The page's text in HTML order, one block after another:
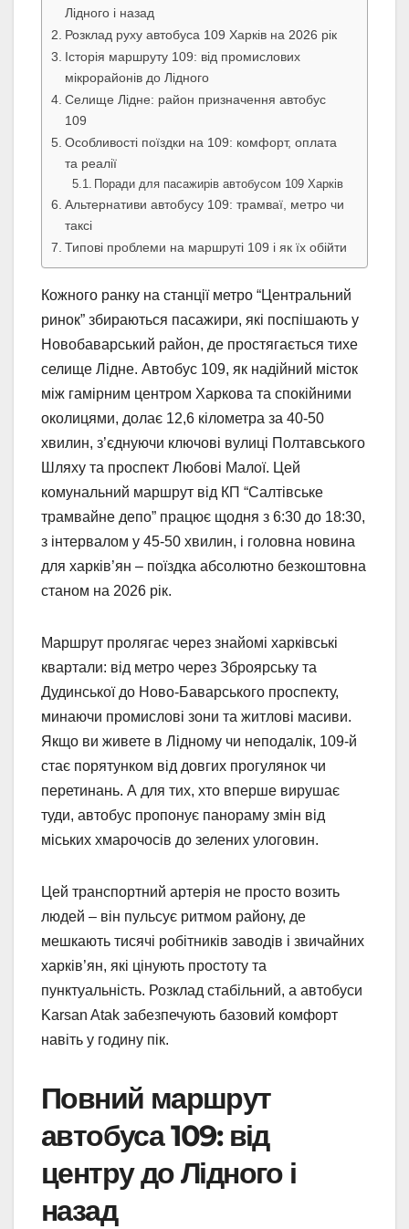
Лідного і назад
Розклад руху автобуса 109 Харків на 2026 рік
Історія маршруту 109: від промислових
мікрорайонів до Лідного
Селище Лідне: район призначення автобус
109
Особливості поїздки на 109: комфорт, оплата
та реалії
Поради для пасажирів автобусом 109 Харків
Альтернативи автобусу 109: трамваї, метро чи
таксі
Типові проблеми на маршруті 109 і як їх обійти
Кожного ранку на станції метро “Центральний
ринок” збираються пасажири, які поспішають у
Новобаварський район, де простягається тихе
селище Лідне. Автобус 109, як надійний місток
між гамірним центром Харкова та спокійними
околицями, долає 12,6 кілометра за 40-50
хвилин, з’єднуючи ключові вулиці Полтавського
Шляху та проспект Любові Малої. Цей
комунальний маршрут від КП “Салтівське
трамвайне депо” працює щодня з 6:30 до 18:30,
з інтервалом у 45-50 хвилин, і головна новина
для харків’ян – поїздка абсолютно безкоштовна
станом на 2026 рік.
Маршрут пролягає через знайомі харківські
квартали: від метро через Зброярську та
Дудинської до Ново-Баварського проспекту,
минаючи промислові зони та житлові масиви.
Якщо ви живете в Лідному чи неподалік, 109-й
стає порятунком від довгих прогулянок чи
перетинань. А для тих, хто вперше вирушає
туди, автобус пропонує панораму змін від
міських хмарочосів до зелених улоговин.
Цей транспортний артерія не просто возить
людей – він пульсує ритмом району, де
мешкають тисячі робітників заводів і звичайних
харків’ян, які цінують простоту та
пунктуальність. Розклад стабільний, а автобуси
Karsan Atak забезпечують базовий комфорт
навіть у годину пік.
Повний маршрут
автобуса 109: від
центру до Лідного і
назад